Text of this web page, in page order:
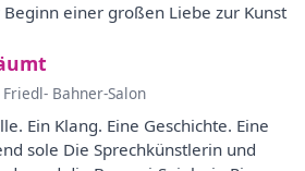
einer großen Liebe zur Kunst
Friedl- Bahner-Salon
Ein Klang. Eine Geschichte. Eine
sole Die Sprechkünstlerin und